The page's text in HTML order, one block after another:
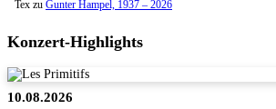
Tex zu Gunter Hampel, 1937 – 2026
Konzert-Highlights
10.08.2026